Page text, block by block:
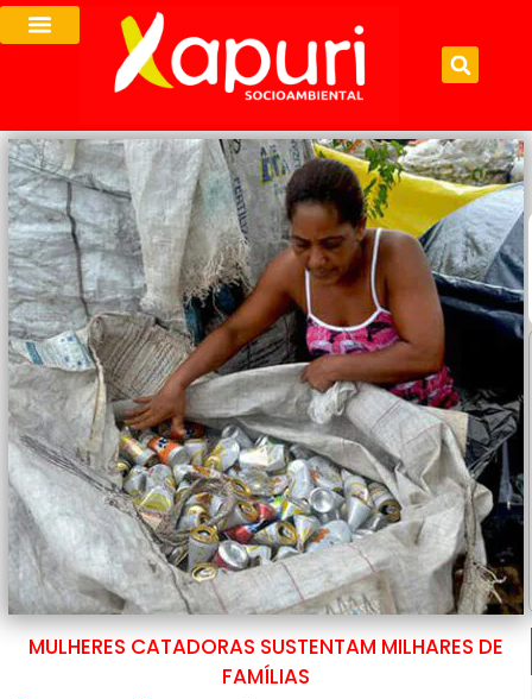
MULHERES CATADORAS SUSTENTAM MILHARES DE
FAMÍLIAS